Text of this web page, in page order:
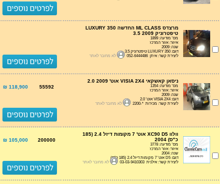
מרצדס ML CLASS החדשה LUXURY 350
טיפטרוניק 3.5 2009
מס' מודעה: 1899
איזור: אזור המרכז
שנה: 2009
דגם: LUXURY 350 טיפטרוניק 3.5
ליצירת קשר: איתן 052-6444486
לא מחובר לאתר
ניסאן קאשקאי VISIA 2X4 אוט' 2.0 2009
מס' מודעה: 1354
איזור: אזור המרכז
שנה: 2009
דגם: VISIA 2X4 אוט' 2.0
ליצירת קשר: מכירות *-2200
לא מחובר לאתר
55592
118,900 ₪
וולוו XC90 D5 אוט' 7 מקומות דיזל 2.4 (185
כ"ס) 2004
מס' מודעה: 3778
איזור: אזור המרכז
שנה: 2004
דגם: D5 אוט' 7 מקומות דיזל 2.4 (185 כ"ס)
ליצירת קשר: אילנית 03-03-9410303
לא מחובר לאתר
200000
105,000 ₪